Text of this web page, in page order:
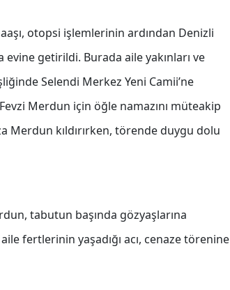
otopsi işlemlerinin ardından Denizli
evine getirildi. Burada aile yakınları ve
Selendi Merkez Yeni Camii’ne
Merdun için öğle namazını müteakip
Merdun kıldırırken, törende duygu dolu
tabutun başında gözyaşlarına
fertlerinin yaşadığı acı, cenaze törenine